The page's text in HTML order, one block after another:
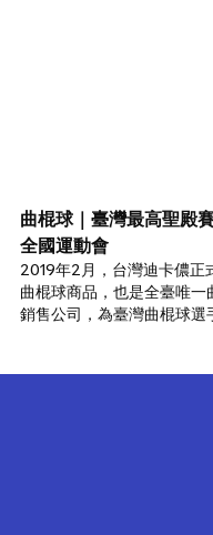
曲棍球｜臺灣最高聖殿
全國運動會
2019年2月，台灣迪卡儂正
曲棍球商品，也是全臺唯一
銷售公司，為臺灣曲棍球選
使用我們產品發揮最高的技